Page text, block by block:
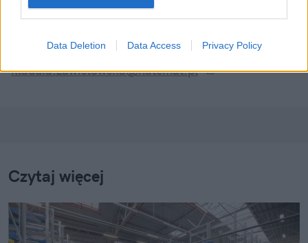
Data Deletion Data Access Privacy Policy
Napisz do mnie:
klaudia.zawistowska@natemat.pl
Czytaj więcej